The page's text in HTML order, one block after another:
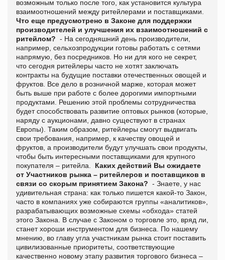
возможным только после того, как установится культура
взаимоотношений между ритейлерами и поставщиками.
Что еще предусмотрено в Законе для поддержки
производителей и улучшения их взаимоотношений с
ритейлом? - На сегодняшний день производители,
например, сельхозпродукции готовы работать с сетями
напрямую, без посредников. Но ни для кого не секрет,
что сегодня ритейлеры часто не хотят заключать
контракты на будущие поставки отечественных овощей и
фруктов. Все дело в розничной марже, которая может
быть выше при работе с более дорогими импортными
продуктами. Решению этой проблемы сотрудничества
будет способствовать развитие оптовых рынков (которые,
наряду с аукционами, давно существуют в странах
Европы). Таким образом, ритейлеры смогут выдвигать
свои требования, например, к качеству овощей и
фруктов, а производители будут улучшать свои продукты,
чтобы быть интересными поставщиками для крупного
покупателя – ритейла. Каких действий Вы ожидаете
от Участников рынка – ритейлеров и поставщиков в
связи со скорым принятием Закона? - Знаете, у нас
удивительная страна: как только пишется какой-то Закон,
часто в компаниях уже собираются группы «аналитиков»,
разрабатывающих возможные схемы «обхода» статей
этого Закона. В случае с Законом о торговле это, вряд ли,
станет хороши инструментом для бизнеса. По нашему
мнению, во главу угла участникам рынка стоит поставить
цивилизованные приоритеты, соответствующие
качественно новому этапу развития торгового бизнеса –